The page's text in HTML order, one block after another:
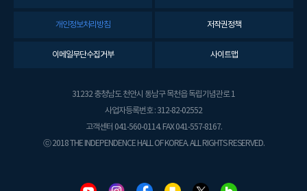
개인정보처리방침 저작권정책
이메일무단수집거부 사이트맵
31232 충청남도 천안시 동남구 목천읍 독립기념관로 1
사업자등록번호 : 312-82-02552
고객센터 041-560-0114. FAX 041-557-8167.
ⓒ 2018 THE INDEPENDENCE HALL OF KOREA. ALL RIGHTS RESERVED.